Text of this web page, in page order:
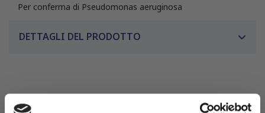
Per conferma di Pseudomonas aeruginosa
DETTAGLI DEL PRODOTTO